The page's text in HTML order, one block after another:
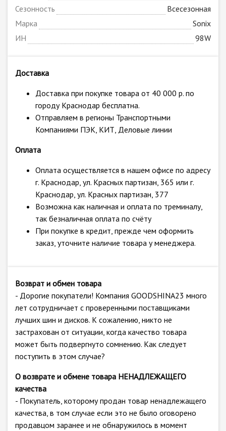
Сезонность
Всесезонная
Марка
Sonix
ИН
98W
Доставка
Доставка при покупке товара от 40 000 р. по
городу Краснодар бесплатна.
Отправляем в регионы Транспортными
Компаниями ПЭК, КИТ, Деловые линии
Оплата
Оплата осуществляется в нашем офисе по адресу
г. Краснодар, ул. Красных партизан, 365 или г.
Краснодар, ул. Красных партизан, 377
Возможна как наличная и оплата по треминалу,
так безналичная оплата по счёту
При покупке в кредит, прежде чем оформить
заказ, уточните наличие товара у менеджера.
Возврат и обмен товара
- Дорогие покупатели! Компания GOODSHINA23 много
лет сотрудничает с проверенными поставщиками
лучших шин и дисков. К сожалению, никто не
застрахован от ситуации, когда качество товара
может быть подвергнуто сомнению. Как следует
поступить в этом случае?
О возврате и обмене товара НЕНАДЛЕЖАЩЕГО
качества
- Покупатель, которому продан товар ненадлежащего
качества, в том случае если это не было оговорено
продавцом заранее и не обнаружилось в момент